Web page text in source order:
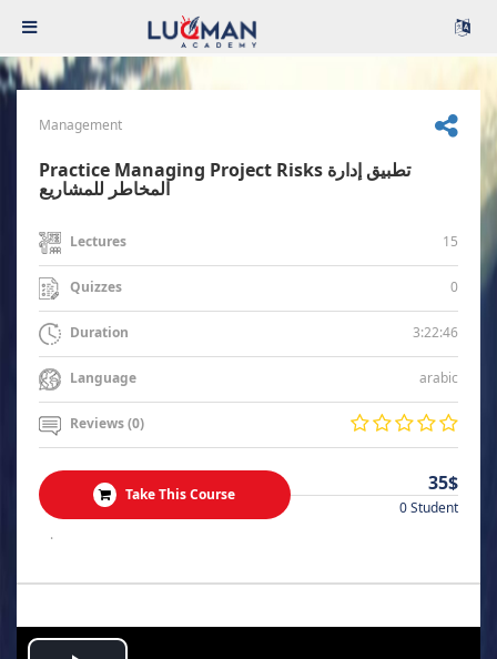
Management
Practice Managing Project Risks تطبيق إدارة
المخاطر للمشاريع
Lectures 15
Quizzes 0
Duration 3:22:46
Language arabic
Reviews (0)
Take This Course 35$
0 Student
.